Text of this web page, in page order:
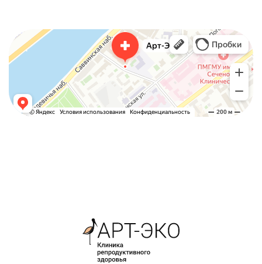
Арт-Эко
Медцентр, клиника в Москве
Гинекологическая клиника в Москве